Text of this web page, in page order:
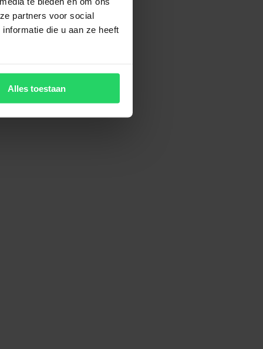
partners voor social
die u aan ze heeft
Alles toestaan